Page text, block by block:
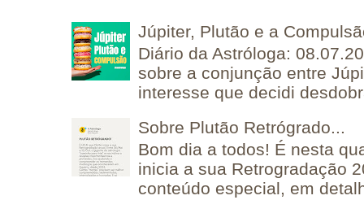
Júpiter, Plutão e a
Diário da Astróloga:
sobre a conjunção entre
interesse que decidi
Sobre Plutão Retrógrado...
Bom dia a todos! É nesta
inicia a sua Retrogradação
conteúdo especial, em